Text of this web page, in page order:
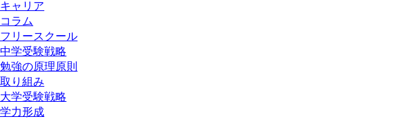
キャリア
コラム
フリースクール
中学受験戦略
勉強の原理原則
取り組み
大学受験戦略
学力形成